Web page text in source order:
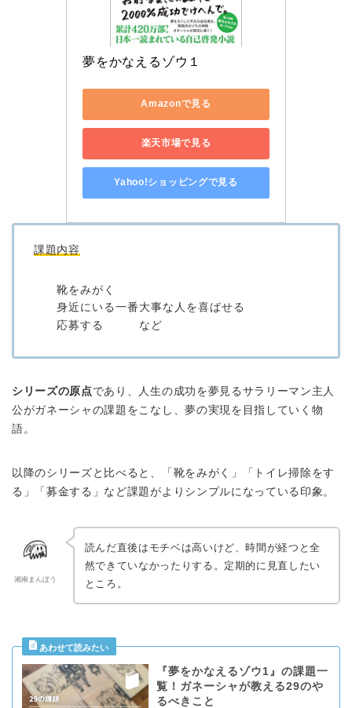
夢をかなえるゾウ１
Amazonで見る
楽天市場で見る
Yahoo!ショッピングで見る
課題内容
靴をみがく
身近にいる一番大事な人を喜ばせる
応募する など
シリーズの原点であり、人生の成功を夢見るサラリーマン主人
公がガネーシャの課題をこなし、夢の実現を目指していく物
語。
以降のシリーズと比べると、「靴をみがく」「トイレ掃除をす
る」「募金する」など課題がよりシンプルになっている印象。
湘南まんぼう
読んだ直後はモチベは高いけど、時間が経つと全
然できていなかったりする。定期的に見直したい
ところ。
『夢をかなえるゾウ1』の課題一
覧！ガネーシャが教える29のや
るべきこと